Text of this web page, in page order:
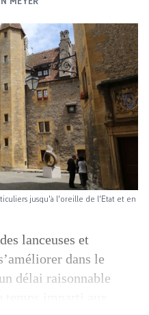
jusqu'à l'oreille de l'Etat et en
lanceuses et
dans le
délai raisonnable